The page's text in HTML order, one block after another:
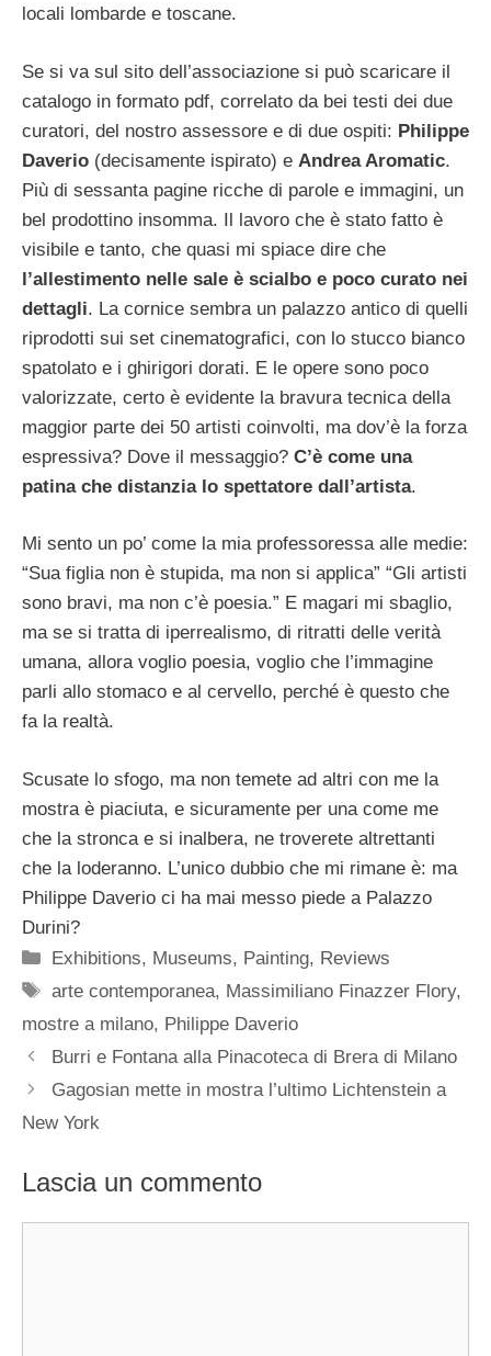
locali lombarde e toscane.
Se si va sul sito dell’associazione si può scaricare il
catalogo in formato pdf, correlato da bei testi dei due
curatori, del nostro assessore e di due ospiti: Philippe
Daverio (decisamente ispirato) e Andrea Aromatic.
Più di sessanta pagine ricche di parole e immagini, un
bel prodottino insomma. Il lavoro che è stato fatto è
visibile e tanto, che quasi mi spiace dire che
l’allestimento nelle sale è scialbo e poco curato nei
dettagli. La cornice sembra un palazzo antico di quelli
riprodotti sui set cinematografici, con lo stucco bianco
spatolato e i ghirigori dorati. E le opere sono poco
valorizzate, certo è evidente la bravura tecnica della
maggior parte dei 50 artisti coinvolti, ma dov’è la forza
espressiva? Dove il messaggio? C’è come una
patina che distanzia lo spettatore dall’artista.
Mi sento un po’ come la mia professoressa alle medie:
“Sua figlia non è stupida, ma non si applica” “Gli artisti
sono bravi, ma non c’è poesia.” E magari mi sbaglio,
ma se si tratta di iperrealismo, di ritratti delle verità
umana, allora voglio poesia, voglio che l’immagine
parli allo stomaco e al cervello, perché è questo che
fa la realtà.
Scusate lo sfogo, ma non temete ad altri con me la
mostra è piaciuta, e sicuramente per una come me
che la stronca e si inalbera, ne troverete altrettanti
che la loderanno. L’unico dubbio che mi rimane è: ma
Philippe Daverio ci ha mai messo piede a Palazzo
Durini?
Categorie
Exhibitions, Museums, Painting, Reviews
Tag
arte contemporanea, Massimiliano Finazzer Flory,
mostre a milano, Philippe Daverio
Burri e Fontana alla Pinacoteca di Brera di Milano
Gagosian mette in mostra l’ultimo Lichtenstein a
New York
Lascia un commento